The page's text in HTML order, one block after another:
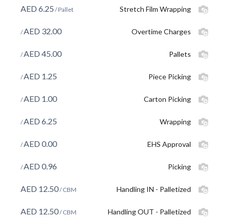
Stretch Film Wrapping
AED6.25 / Pallet
Overtime Charges
AED 32.00
/
Pallets
AED45.00
/
Piece Picking
AED 1.25
/
Carton Picking
AED 1.00
/
Wrapping
AED6.25
/
EHS Approval
AED0.00
/
Picking
AED0.96
/
Handling IN - Palletized
AED 12.50/ CBM
Handling OUT - Palletized
AED 12.50/ CBM